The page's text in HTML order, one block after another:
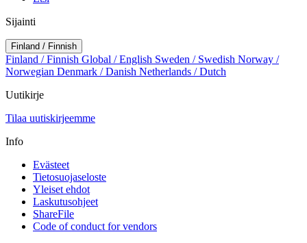
Sijainti
Finland / Finnish
Finland / Finnish Global / English Sweden / Swedish Norway /
Norwegian Denmark / Danish Netherlands / Dutch
Uutikirje
Tilaa uutiskirjeemme
Info
Evästeet
Tietosuojaseloste
Yleiset ehdot
Laskutusohjeet
ShareFile
Code of conduct for vendors